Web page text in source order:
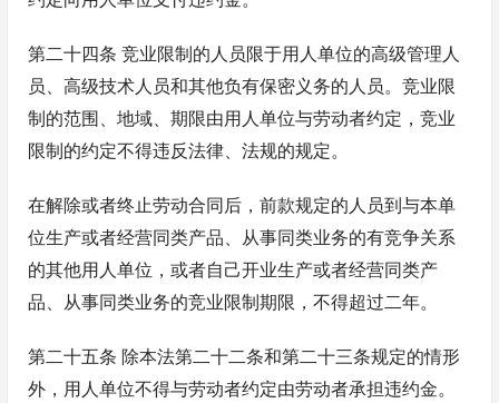
第二十四条 竞业限制的人员限于用人单位的高级管理人
员、高级技术人员和其他负有保密义务的人员。竞业限
制的范围、地域、期限由用人单位与劳动者约定，竞业
限制的约定不得违反法律、法规的规定。
在解除或者终止劳动合同后，前款规定的人员到与本单
位生产或者经营同类产品、从事同类业务的有竞争关系
的其他用人单位，或者自己开业生产或者经营同类产
品、从事同类业务的竞业限制期限，不得超过二年。
第二十五条 除本法第二十二条和第二十三条规定的情形
外，用人单位不得与劳动者约定由劳动者承担违约金。